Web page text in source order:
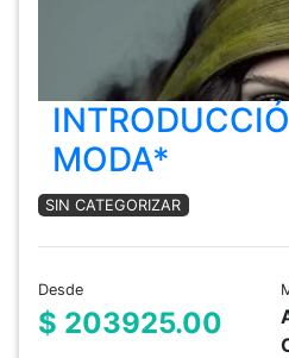
MODA*
SIN CATEGORIZAR
Desde
$ 203925.00